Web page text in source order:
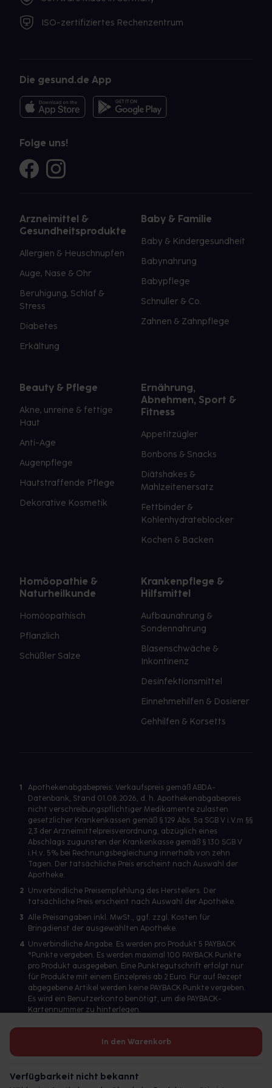
In den Warenkorb
Verfügbarkeit nicht bekannt
ISO-zertifiziertes Rechenzentrum
Die gesund.de App
Folge uns!
Arzneimittel &
Gesundheitsprodukte
Allergien & Heuschnupfen
Auge, Nase & Ohr
Beruhigung, Schlaf &
Stress
Diabetes
Erkältung
Baby & Familie
Baby & Kindergesundheit
Babynahrung
Babypflege
Schnuller & Co.
Zahnen & Zahnpflege
Beauty & Pflege
Akne, unreine & fettige
Haut
Anti-Age
Augenpflege
Hautstraffende Pflege
Dekorative Kosmetik
Ernährung,
Abnehmen, Sport &
Fitness
Appetitzügler
Bonbons & Snacks
Diätshakes &
Mahlzeitenersatz
Fettbinder &
Kohlenhydrateblocker
Kochen & Backen
Homöopathie &
Naturheilkunde
Homöopathisch
Pflanzlich
Schüßler Salze
Krankenpflege &
Hilfsmittel
Aufbaunahrung &
Sondennahrung
Blasenschwäche &
Inkontinenz
Desinfektionsmittel
Einnehmehilfen & Dosierer
Gehhilfen & Korsetts
1
Apothekenabgabepreis: Verkaufspreis gemäß ABDA-
Datenbank, Stand 01.08.2026, d. h. Apothekenabgabepreis
nicht verschreibungspflichtiger Medikamente zulasten
gesetzlicher Krankenkassen gemäß § 129 Abs. 5a SGB V i.V.m §§
2,3 der Arzneimittelpreisverordnung, abzüglich eines
Abschlags zugunsten der Krankenkasse gemäß § 130 SGB V
i.H.v. 5% bei Rechnungsbegleichung innerhalb von zehn
Tagen. Der tatsächliche Preis erscheint nach Auswahl der
Apotheke.
2 Unverbindliche Preisempfehlung des Herstellers. Der
tatsächliche Preis erscheint nach Auswahl der Apotheke.
3 Alle Preisangaben inkl. MwSt., ggf. zzgl. Kosten für
Bringdienst der ausgewählten Apotheke.
4 Unverbindliche Angabe. Es werden pro Produkt 5 PAYBACK
°Punkte vergeben. Es werden maximal 100 PAYBACK Punkte
pro Produkt ausgegeben. Eine Punktegutschrift erfolgt nur
für Produkte mit einem Einzelpreis ab 2 Euro. Für auf Rezept
abgegebene Artikel werden keine PAYBACK Punkte vergeben.
Es wird ein Benutzerkonto benötigt, um die PAYBACK-
Kartennummer zu hinterlegen.
Betreiber des Portals und verantwortlich: gesund.de GmbH &